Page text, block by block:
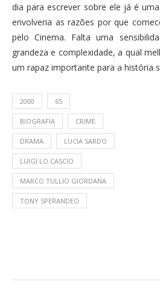
dia para escrever sobre ele já é
envolveria as razões por que
pelo Cinema. Falta uma
grandeza e complexidade, a qual
um rapaz importante para a história
2000 65
BIOGRAFIA CRIME
DRAMA LUCIA SARDO
LUIGI LO CASCIO
MARCO TULLIO GIORDANA
TONY SPERANDEO